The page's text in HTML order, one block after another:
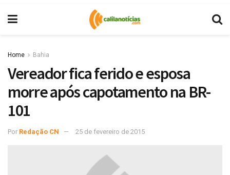
Home Bahia
Vereador fica ferido e esposa
morre após capotamento na BR-
101
Por Redação CN 25 de fevereiro de 2015